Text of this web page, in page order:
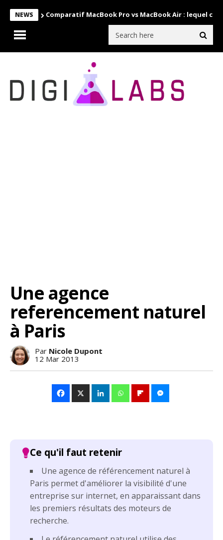
NEWS Comparatif MacBook Pro vs MacBook Air : lequel
Une agence
referencement naturel
à Paris
Par Nicole Dupont
12 Mar 2013
Une agence de référencement naturel à
Paris permet d'améliorer la visibilité d'une
entreprise sur internet, en apparaissant dans
les premiers résultats des moteurs de
recherche.